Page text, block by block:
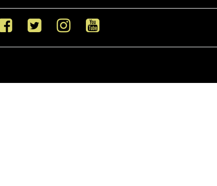
Twitter Instagram Youtube